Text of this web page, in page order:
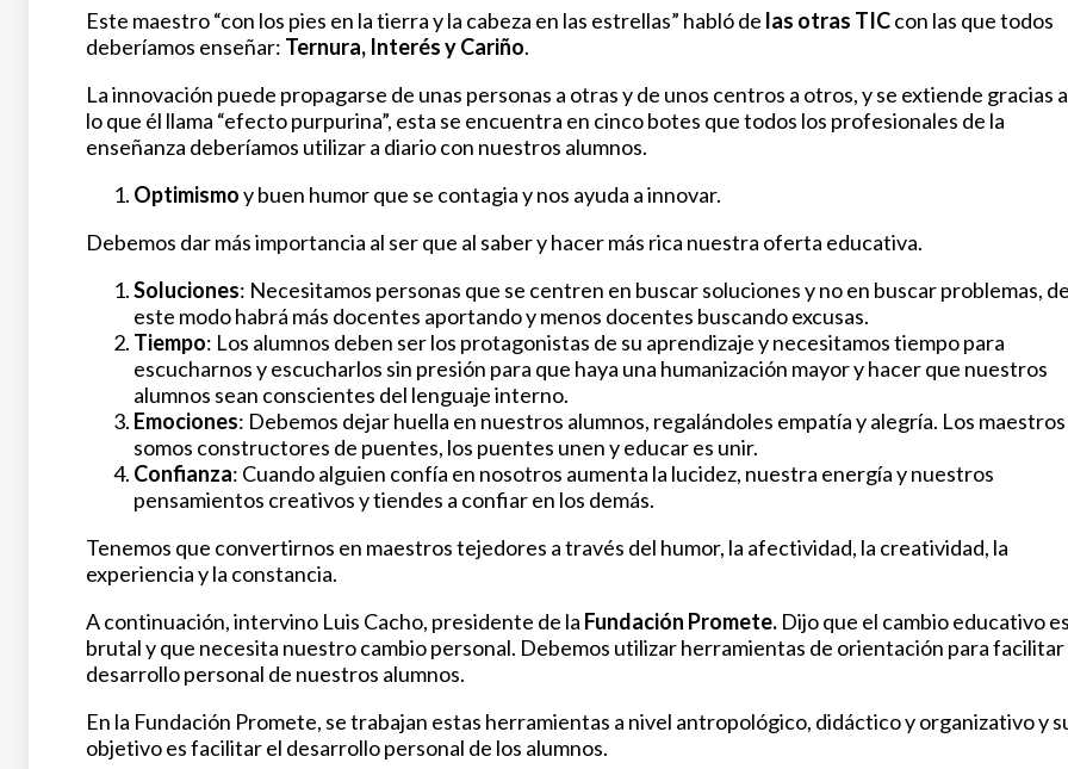
Este maestro “con los pies en la tierra y la cabeza en las estrellas” habló de las otras TICcon las que todos
deberíamos enseñar: Ternura, Interés y Cariño.
La innovación puede propagarse de unas personas a otras y de unos centros a otros, y se extiende gracias a
lo que él llama “efecto purpurina”, esta se encuentra en cinco botes que todos los profesionales de la
enseñanza deberíamos utilizar a diario con nuestros alumnos.
Optimismoy buen humor que se contagia y nos ayuda a innovar.
Debemos dar más importancia al ser que al saber y hacer más rica nuestra oferta educativa.
Soluciones: Necesitamos personas que se centren en buscar soluciones y no en buscar problemas,
este modo habrá más docentes aportando y menos docentes buscando excusas.
Tiempo: Los alumnos deben ser los protagonistas de su aprendizaje y necesitamos tiempo para
escucharnos y escucharlos sin presión para que haya una humanización mayor y hacer que nuestros
alumnos sean conscientes del lenguaje interno.
Emociones: Debemos dejar huella en nuestros alumnos, regalándoles empatía y alegría. Los maestros
somos constructores de puentes, los puentes unen y educar es unir.
Confianza: Cuando alguien confía en nosotros aumenta la lucidez, nuestra energía y nuestros
pensamientos creativos y tiendes a confiar en los demás.
Tenemos que convertirnos en maestros tejedores a través del humor, la afectividad, la creatividad, la
experiencia y la constancia.
A continuación, intervino Luis Cacho, presidente de la Fundación Promete. Dijo que el cambio educativo
brutal y que necesita nuestro cambio personal. Debemos utilizar herramientas de orientación para facilitar
desarrollo personal de nuestros alumnos.
En la Fundación Promete, se trabajan estas herramientas a nivel antropológico, didáctico y organizativo y
objetivo es facilitar el desarrollo personal de los alumnos.